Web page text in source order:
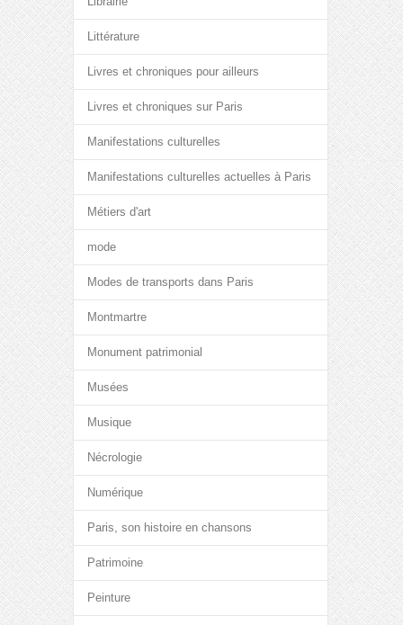
Littérature
Livres et chroniques pour ailleurs
Livres et chroniques sur Paris
Manifestations culturelles
Manifestations culturelles actuelles à Paris
Métiers d'art
mode
Modes de transports dans Paris
Montmartre
Monument patrimonial
Musées
Musique
Nécrologie
Numérique
Paris, son histoire en chansons
Patrimoine
Peinture